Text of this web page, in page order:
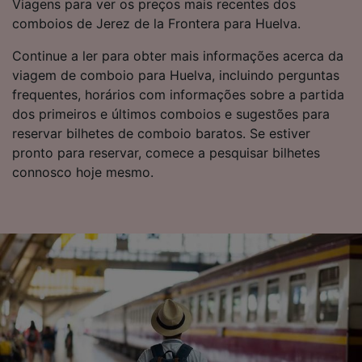
Viagens para ver os preços mais recentes dos
comboios de Jerez de la Frontera para Huelva.
Continue a ler para obter mais informações acerca da
viagem de comboio para Huelva, incluindo perguntas
frequentes, horários com informações sobre a partida
dos primeiros e últimos comboios e sugestões para
reservar bilhetes de comboio baratos. Se estiver
pronto para reservar, comece a pesquisar bilhetes
connosco hoje mesmo.
de público e desenvolvimento de serviços..